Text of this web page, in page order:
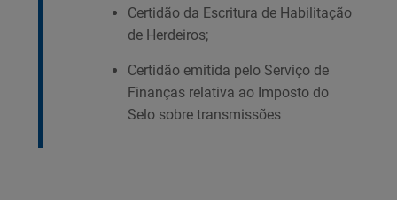
Certidão da Escritura de Habilitação
de Herdeiros;
Certidão emitida pelo Serviço de
Finanças relativa ao Imposto do
Selo sobre transmissões